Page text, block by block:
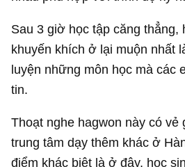
Sau 3 giờ học tập căng thẳng,
khuyến khích ở lại muộn nhất
luyện những môn học mà các
tin.
Thoạt nghe hagwon này có vẻ
trung tâm dạy thêm khác ở
điểm khác biệt là ở đây, học